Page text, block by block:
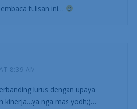
tulisan ini…
8:39 AM
lurus dengan upaya
kinerja…ya nga mas yodh;)…